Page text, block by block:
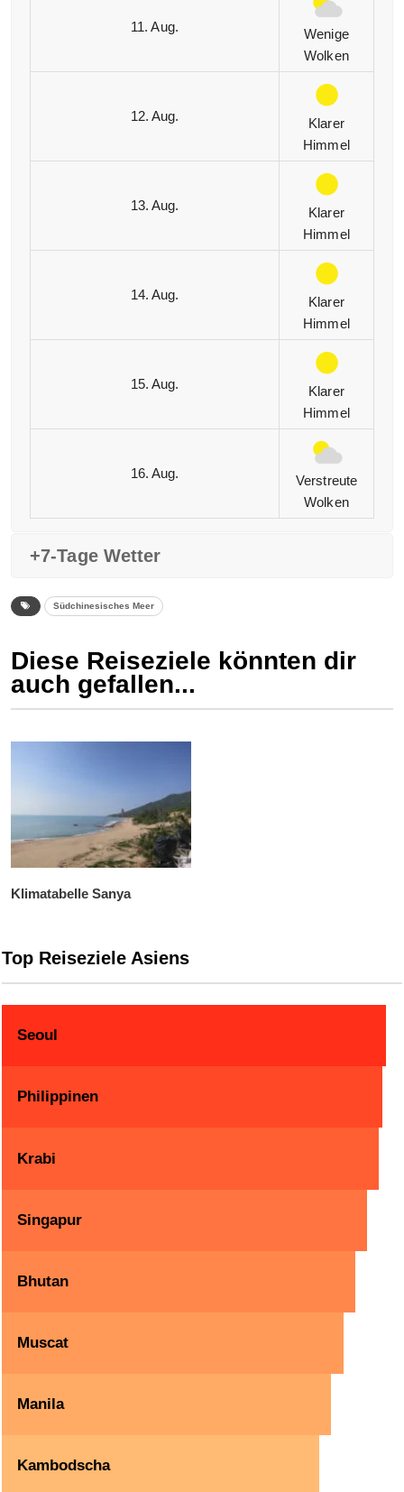
11. Aug.
Wenige
Wolken
12. Aug.
Klarer
Himmel
13. Aug.
Klarer
Himmel
14. Aug.
Klarer
Himmel
15. Aug.
Klarer
Himmel
16. Aug.
Verstreute
Wolken
+7-Tage Wetter
Südchinesisches Meer
Diese Reiseziele könnten dir
auch gefallen...
Klimatabelle Sanya
Top Reiseziele Asiens
Seoul
Philippinen
Krabi
Singapur
Bhutan
Muscat
Manila
Kambodscha